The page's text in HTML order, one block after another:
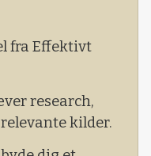
klogt eller
er på
afgifter
fra Effektivt
research,
kilder.